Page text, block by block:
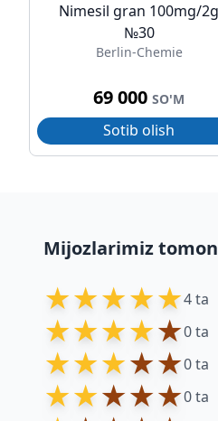
Nimesil gran 100mg/2g
№30
Berlin-Chemie
69 000SO'M
Sotib olish
Mijozlarimiz
★★★★★4 ta
★★★★★0 ta
★★★★★0 ta
★★★★★0 ta